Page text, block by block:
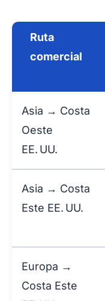
Ruta
comercial
Asia → Costa
Oeste
EE. UU.
Asia → Costa
Este EE. UU.
Europa →
Costa Este